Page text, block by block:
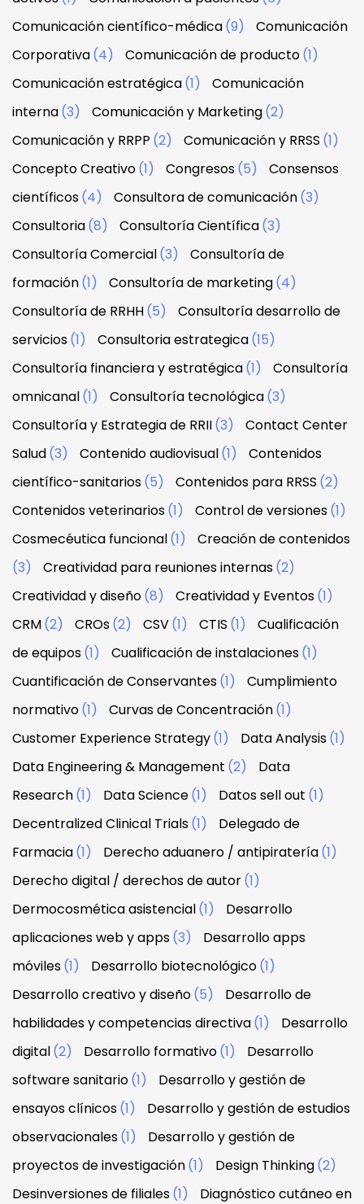
Comunicación científico-médica(9)
Comunicación
Corporativa(4) Comunicación de producto(1)
Comunicación estratégica(1)
Comunicación
interna(3) Comunicación y Marketing(2)
Comunicación y RRPP (2) Comunicación y RRSS (1)
Concepto Creativo(1) Congresos(5)
Consensos
científicos(4) Consultora de comunicación(3)
Consultoria(8) Consultoría Científica(3)
Consultoría Comercial(3)
Consultoría de
formación(1) Consultoría de marketing(4)
Consultoría de RRHH(5)
Consultoría desarrollo de
servicios(1) Consultoria estrategica(15)
Consultoría financiera y estratégica(1)
Consultoría
omnicanal(1) Consultoría tecnológica(3)
Consultoría y Estrategia de RRII(3)
Contact Center
Salud(3) Contenido audiovisual(1)
Contenidos
científico-sanitarios(5) Contenidos para RRSS (2)
Contenidos veterinarios(1) Control de versiones(1)
Cosmecéutica funcional(1)
Creación de contenidos
(3)
Creatividad para reuniones internas(2)
Creatividad y diseño(8) Creatividad y Eventos(1)
CRM(2) CROs(2) CSV(1) CTIS (1)
Cualificación
de equipos(1) Cualificación de instalaciones(1)
Cuantificación de Conservantes(1)
Cumplimiento
normativo(1) Curvas de Concentración(1)
Customer Experience Strategy(1) Data Analysis(1)
Data Engineering & Management (2)
Data
Research(1) Data Science(1) Datos sell out (1)
Decentralized Clinical Trials(1)
Delegado de
Farmacia(1) Derecho aduanero / antipiratería(1)
Derecho digital / derechos de autor(1)
Dermocosmética asistencial(1)
Desarrollo
aplicaciones web y apps(3)
Desarrollo apps
móviles(1) Desarrollo biotecnológico(1)
Desarrollo creativo y diseño(5)
Desarrollo de
habilidades y competencias directiva(1)
Desarrollo
digital(2) Desarrollo formativo(1)
Desarrollo
software sanitario(1)
Desarrollo y gestión de
ensayos clínicos(1)
Desarrollo y gestión de estudios
observacionales(1)
Desarrollo y gestión de
proyectos de investigación(1) Design Thinking(2)
Desinversiones de filiales(1)
Diagnóstico cutáneo en